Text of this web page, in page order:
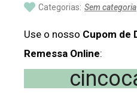
Categorias: Sem categoria
Use o nosso Cupom de
Remessa Online: